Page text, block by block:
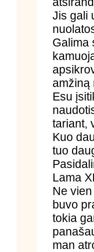
Jis gali
Galima
amžiną
Esu
tariant,
Kuo
tuo
Lama
Ne
buvo
tokia
man